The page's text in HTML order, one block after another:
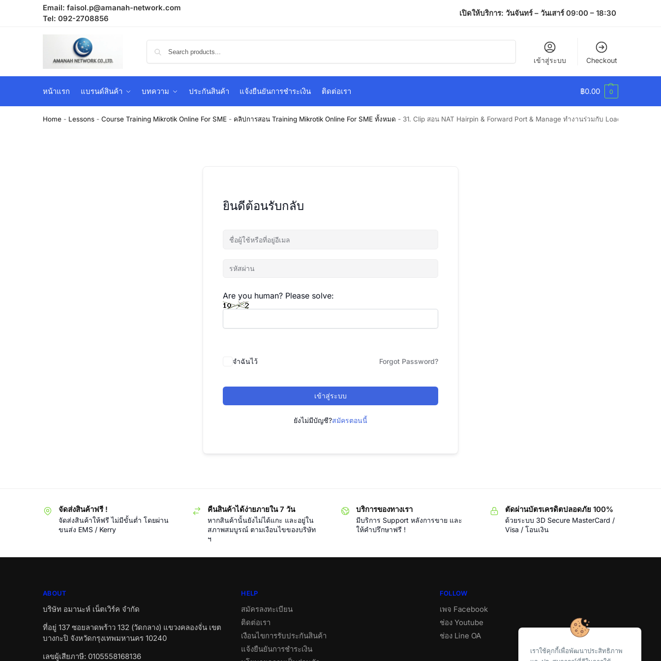
Email: faisol.p@amanah-network.com
Tel: 092-2708856
เปิดให้บริการ: วันจันทร์ – วันเสาร์ 09:00 – 18:30
เข้าสู่ระบบ Checkout
หน้าแรก แบรนด์สินค้า บทความ ประกันสินค้า แจ้งยืนยันการชำระเงิน ติดต่อเรา ฿0.00 0
Home - Lessons - Course Training Mikrotik Online For SME - คลิปการสอน Training Mikrotik Online For SME ทั้งหมด - 31. Clip สอน NAT Hairpin & Forward Port & Manage ทำงานร่วมกับ Load Balance
ยินดีต้อนรับกลับ
Are you human? Please solve:
จำฉันไว้ Forgot Password?
เข้าสู่ระบบ
ยังไม่มีบัญชี?สมัครตอนนี้
จัดส่งสินค้าฟรี !
จัดส่งสินค้าให้ฟรี ไม่มีขั้นต่ำ โดยผ่าน
ขนส่ง EMS / Kerry
คืนสินค้าได้ง่ายภายใน 7 วัน
หากสินค้านั้นยังไม่ได้แกะ และอยู่ใน
สภาพสมบูรณ์ ตามเงือนไขของบริษัท
ฯ
บริการของทางเรา
มีบริการ Support หลังการขาย และ
ให้คำปรึกษาฟรี !
ตัดผ่านบัตรเครดิตปลอดภัย 100%
ด้วยระบบ 3D Secure MasterCard /
Visa / โอนเงิน
ABOUT
บริษัท อมานะห์ เน็ตเวิร์ค จำกัด
ที่อยู่ 137 ซอยลาดพร้าว 132 (วัดกลาง) แขวงคลองจั่น เขต
บางกะปิ จังหวัดกรุงเทพมหานคร 10240
เลขผู้เสียภาษี: 0105558168136
HELP
สมัครลงทะเบียน
ติดต่อเรา
เงือนไขการรับประกันสินค้า
แจ้งยืนยันการชำระเงิน
FOLLOW
เพจ Facebook
ช่อง Youtube
ช่อง Line OA
เราใช้คุกกี้เพื่อพัฒนาประสิทธิภาพ